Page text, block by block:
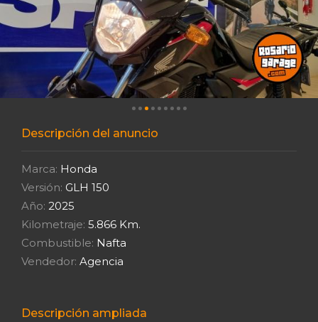
Descripción del anuncio
Marca: Honda
Versión: GLH 150
Año: 2025
Kilometraje: 5.866 Km.
Combustible: Nafta
Vendedor: Agencia
Descripción ampliada